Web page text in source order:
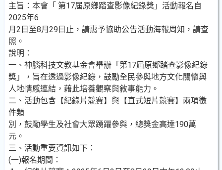
主旨：本會「 第17屆原鄉踏查影像紀錄獎」活動報名自
2025年6
月2日至8月29日止，請惠予協助公告活動海報周知，請查
照。
說明：
一、神腦科技文教基金會舉辦「第17屆原鄉踏查影像紀錄
獎」，旨在透過影像紀錄，鼓勵全民參與地方文化關懷與
人地情感連結，藉此培養觀察與敘事能力。
二、活動包含【紀錄片競賽】與【直式短片競賽】兩項徵
件類
別，鼓勵學生及社會大眾踴躍參與，總獎金高達190萬
元。
三、活動重要資訊如下：
(一)報名期間：